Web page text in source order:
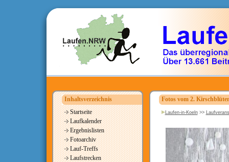
Inhaltsverzeichnis
Startseite
Laufkalender
Ergebnislisten
Fotoarchiv
Lauf-Treffs
Laufstrecken
Fotos vom 2.
Laufen-in-Koeln>>